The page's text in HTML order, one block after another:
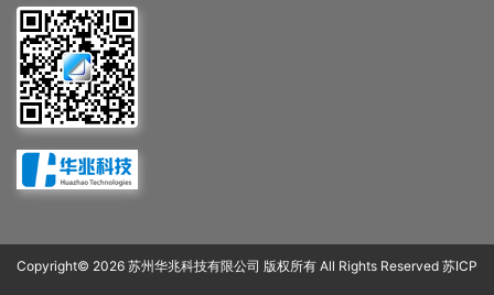
Copyright© 2026 苏州华兆科技有限公司 版权所有 All Rights Reserved 苏ICP